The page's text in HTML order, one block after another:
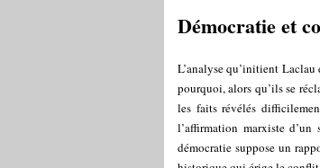
Démocratie et
L’analyse qu’initient
pourquoi, alors qu’ils se
les faits révélés
l’affirmation marxiste
démocratie suppose un